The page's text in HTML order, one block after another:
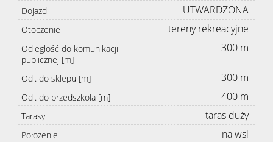
Dojazd UTWARDZONA
Otoczenie tereny rekreacyjne
Odległość do komunikacji
publicznej [m]
300 m
Odl. do sklepu [m] 300 m
Odl. do przedszkola [m] 400 m
Tarasy taras duży
Położenie na wsi